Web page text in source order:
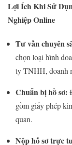
Lợi Ích Khi Sử
Nghiệp Online
Tư vấn chuyên
chọn loại hình
ty TNHH, doanh
Chuẩn bị hồ sơ:
gồm giấy phép
quan.
Nộp hồ sơ trực